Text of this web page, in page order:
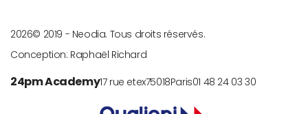
© 2019 -
2026
Neodia. Tous droits réservés.
Conception: Raphaël Richard
24pm Academy17 rue etex75018Paris01 48 24 03 30